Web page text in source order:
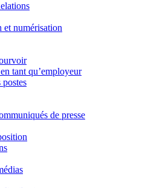
et numérisation
tant qu’employeur
de presse